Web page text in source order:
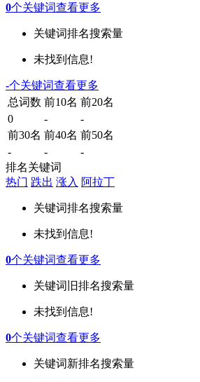
0个关键词查看更多
关键词排名搜索量
未找到信息!
-个关键词查看更多
总词数 前10名 前20名
0
-
-
前30名 前40名 前50名
-
-
-
排名关键词
热门 跌出 涨入 阿拉丁
关键词排名搜索量
未找到信息!
0个关键词查看更多
关键词 旧排名搜索量
未找到信息!
0个关键词查看更多
关键词新排名搜索量